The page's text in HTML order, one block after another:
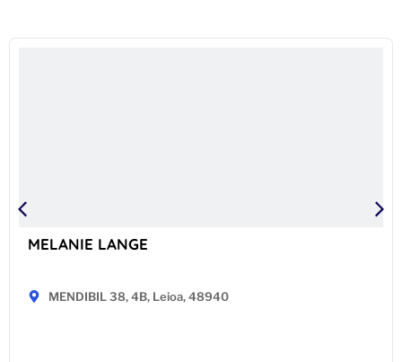
MELANIE LANGE
MENDIBIL 38, 4B, Leioa, 48940